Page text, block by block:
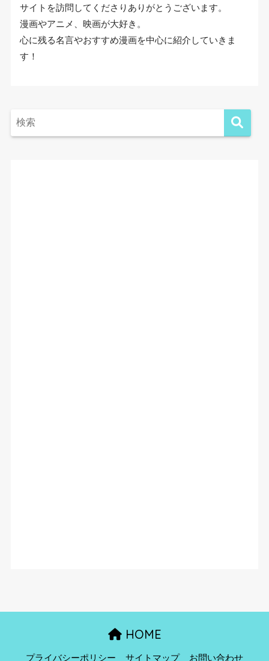
サイトを訪問してくださりありがとうございます。
漫画やアニメ、映画が大好き。
心に残る名言やおすすめ漫画を中心に紹介していきま
す！
HOME
プライバシーポリシー サイトマップ お問い合わせ